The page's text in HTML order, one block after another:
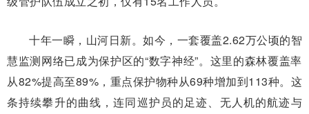
十年一瞬，山河日新。如今，一套覆盖2.62万公顷的智
慧监测网络已成为保护区的“数字神经”。这里的森林覆盖率
从82%提高至89%，重点保护物种从69种增加到113种。这
条持续攀升的曲线，连同巡护员的足迹、无人机的航迹与